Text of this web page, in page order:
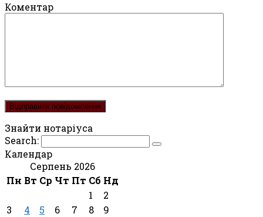
Коментар
Знайти нотаріуса
Search:
Календар
Серпень 2026
Пн Вт Ср Чт Пт Сб Нд
1
2
3
4 5 6 7 8
9